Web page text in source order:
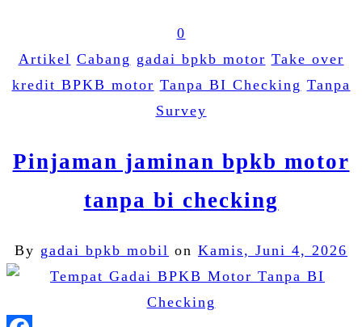
0
Artikel Cabang gadai bpkb motor Take over
kredit BPKB motor Tanpa BI Checking Tanpa
Survey
Pinjaman jaminan bpkb motor
tanpa bi checking
By gadai bpkb mobil on Kamis, Juni 4, 2026